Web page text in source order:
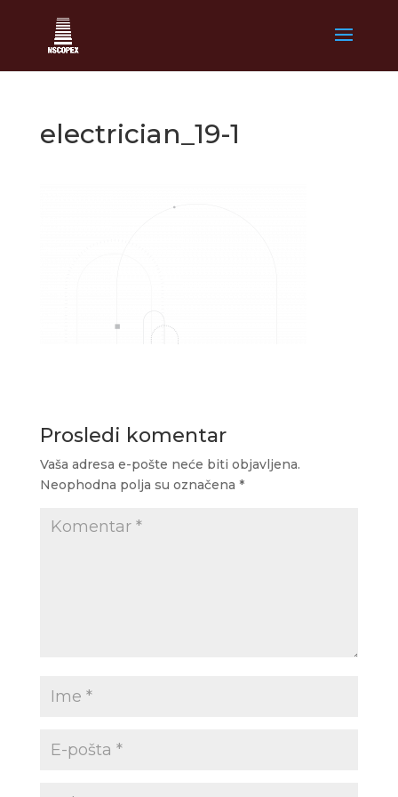
electrician_19-1
Prosledi komentar
Vaša adresa e-pošte neće biti objavljena.
Neophodna polja su označena *